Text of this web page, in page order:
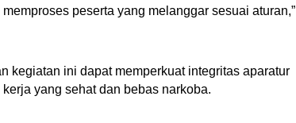
peserta yang melanggar sesuai aturan,”
kegiatan ini dapat memperkuat integritas aparatur
yang sehat dan bebas narkoba.